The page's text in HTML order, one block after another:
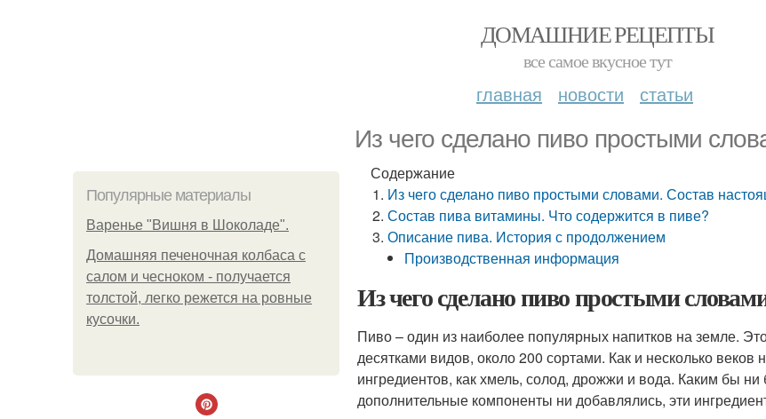
ДОМАШНИЕ РЕЦЕПТЫ
все самое вкусное тут
главная новости статьи
Из чего сделано пиво простыми
Популярные материалы
Варенье "Вишня в Шоколаде".
Домашняя печеночная колбаса с
салом и чесноком - получается
толстой, легко режется на ровные
кусочки.
Содержание
Из чего сделано пиво простыми словами. Состав
Состав пива витамины. Что содержится в пиве?
Описание пива. История с продолжением
Производственная информация
Из чего сделано пиво простыми
Пиво – один из наиболее популярных напитков на земле.
десятками видов, около 200 сортами. Как и несколько
ингредиентов, как хмель, солод, дрожжи и вода. Каким бы
дополнительные компоненты ни добавлялись, эти